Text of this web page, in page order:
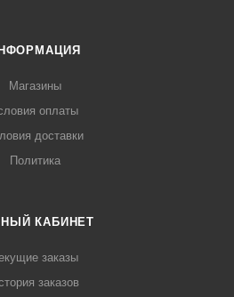
Магазины
оплаты
доставки
Политика
КАБИНЕТ
заказы
заказов